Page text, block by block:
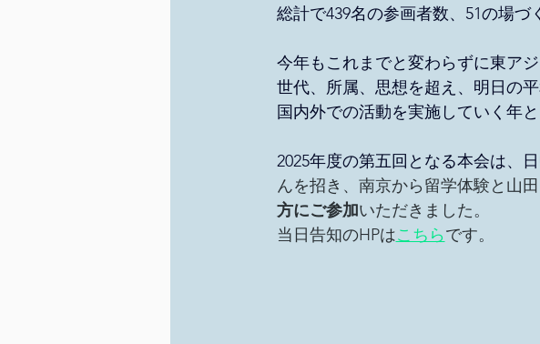
総計で439名の参画者数、51の場づ
今年もこれまでと変わらずに東ア
世代、所属、思想を超え、明日の
国内外での活動を実施していく年と
2025年度の第五回となる本会は、
んを招き、南京から留学体験と山
方にご参加いただきました。
当日告知のHPはこちらです。